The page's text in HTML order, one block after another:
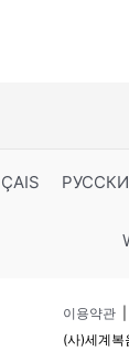
이용약관
(사)세계